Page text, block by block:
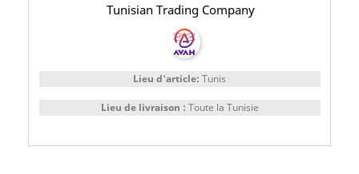
Tunisian Trading Company
Lieu d'article: Tunis
Lieu de livraison : Toute la Tunisie